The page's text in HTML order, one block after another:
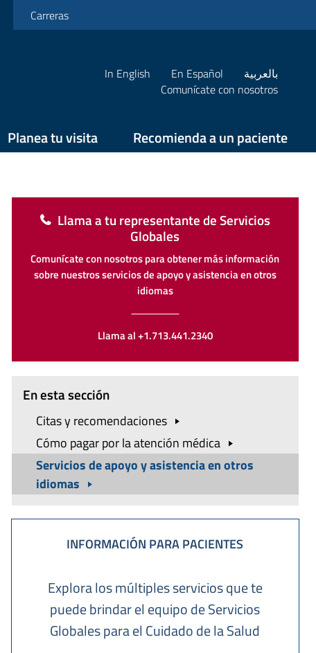
Carreras
In English En Español
بالعربية
Comunícate con nosotros
Planea tu visita Recomienda a un paciente
Llama a tu representante de Servicios
Globales
Comunícate con nosotros para obtener más información
sobre nuestros servicios de apoyo y asistencia en otros
idiomas
Llama al +1.713.441.2340
En esta sección
Citas yrecomendaciones
Cómo pagar por la atención médica
Servicios de apoyo y asistencia en otros
idiomas
INFORMACIÓN PARA PACIENTES
Explora los múltiples servicios que te
puede brindar el equipo de Servicios
Globales para el Cuidado de la Salud